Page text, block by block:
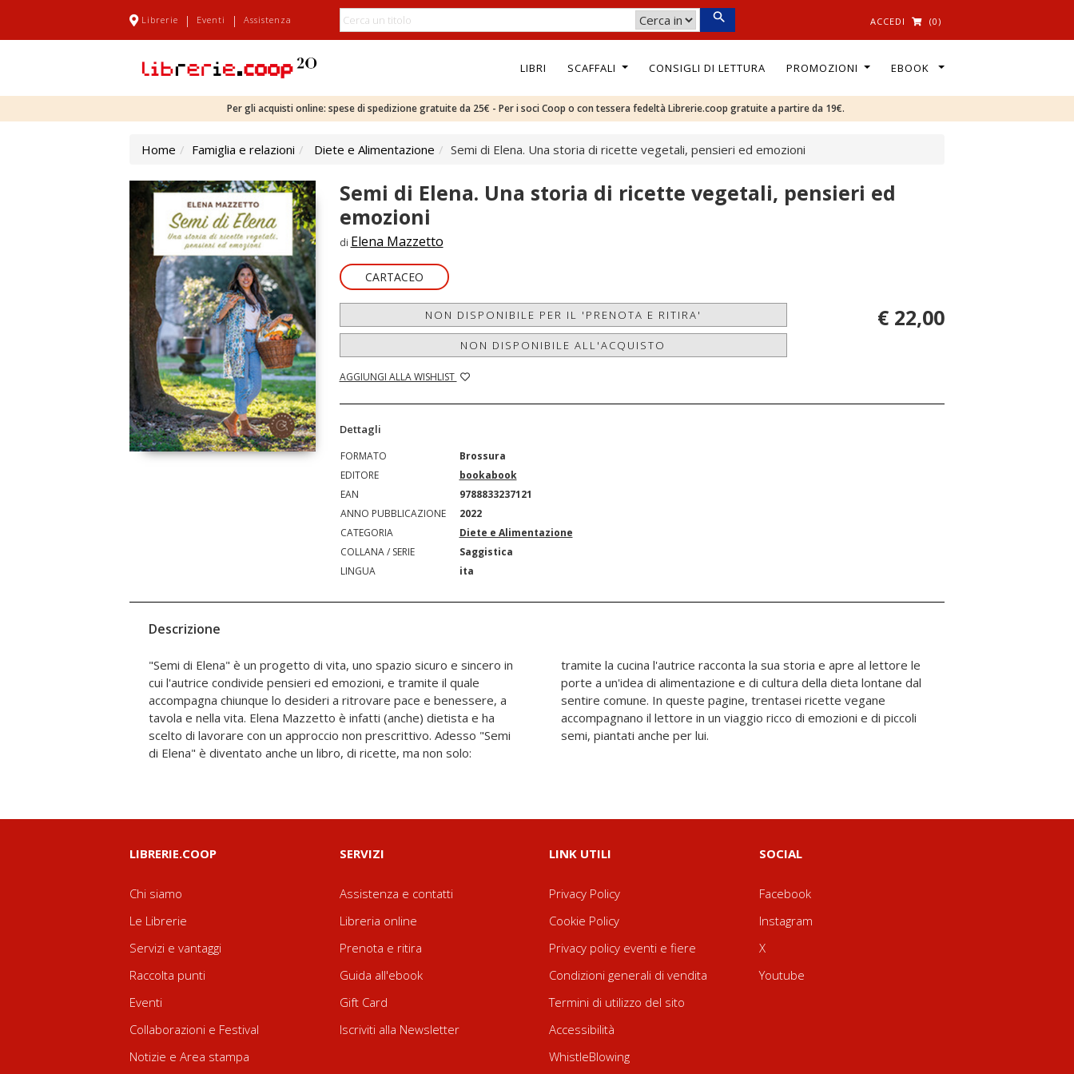
Librerie | Eventi | Assistenza ACCEDI (0)
LIBRI SCAFFALI CONSIGLI DI LETTURA PROMOZIONI EBOOK
Per gli acquisti online: spese di spedizione gratuite da 25€ - Per i soci Coop o con tessera fedeltà Librerie.coop gratuite a partire da 19€.
Home Famiglia e relazioni Diete e Alimentazione Semi di Elena. Una storia di ricette vegetali, pensieri ed emozioni
Semi di Elena. Una storia di ricette vegetali, pensieri ed
emozioni
di Elena Mazzetto
CARTACEO
NON DISPONIBILE PER IL 'PRENOTA E RITIRA'
NON DISPONIBILE ALL'ACQUISTO
AGGIUNGI ALLA WISHLIST
€ 22,00
Dettagli
FORMATO
Brossura
EDITORE
bookabook
EAN
9788833237121
ANNO PUBBLICAZIONE
2022
CATEGORIA
Diete e Alimentazione
COLLANA / SERIE
Saggistica
LINGUA
ita
Descrizione
"Semi di Elena" è un progetto di vita, uno spazio sicuro e sincero in
cui l'autrice condivide pensieri ed emozioni, e tramite il quale
accompagna chiunque lo desideri a ritrovare pace e benessere, a
tavola e nella vita. Elena Mazzetto è infatti (anche) dietista e ha
scelto di lavorare con un approccio non prescrittivo. Adesso "Semi
di Elena" è diventato anche un libro, di ricette, ma non solo:
tramite la cucina l'autrice racconta la sua storia e apre al lettore le
porte a un'idea di alimentazione e di cultura della dieta lontane dal
sentire comune. In queste pagine, trentasei ricette vegane
accompagnano il lettore in un viaggio ricco di emozioni e di piccoli
semi, piantati anche per lui.
LIBRERIE.COOP
Chi siamo
Le Librerie
Servizi e vantaggi
Raccolta punti
Eventi
Collaborazioni e Festival
Notizie e Area stampa
SERVIZI
Assistenza e contatti
Libreria online
Prenota e ritira
Guida all'ebook
Gift Card
Iscriviti alla Newsletter
LINK UTILI
Privacy Policy
Cookie Policy
Privacy policy eventi e fiere
Condizioni generali di vendita
Termini di utilizzo del sito
Accessibilità
WhistleBlowing
SOCIAL
Facebook
Instagram
X
Youtube